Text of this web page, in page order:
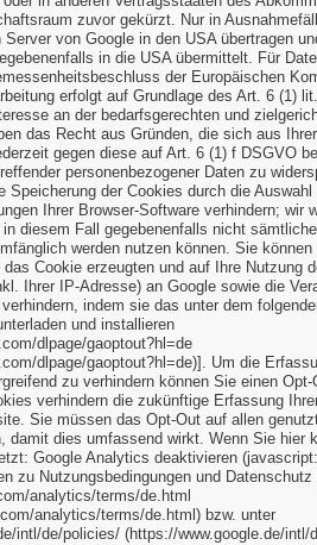
zuvor gekürzt. Nur in
Server von Google in den USA übertragen
in die USA übermittelt. Für
der Europäischen
erfolgt auf Grundlage des Art. 6 (1)
an der bedarfsgerechten und
das Recht aus Gründen, die sich aus
gegen diese auf Art. 6 (1) f DSGVO
personenbezogener Daten zu
Speicherung der Cookies durch die Auswahl
Ihrer Browser-Software verhindern; wir
diesem Fall gegebenenfalls nicht
werden nutzen können. Sie
das Cookie erzeugten und auf Ihre Nutzung
Ihrer IP-Adresse) an Google sowie die
indem sie das unter dem
und installieren
dlpage/gaoptout?hl=de
dlpage/gaoptout?hl=de)]. Um die
zu verhindern können Sie einen Opt-
verhindern die zukünftige Erfassung
Sie müssen das Opt-Out auf allen
damit dies umfassend wirkt. Wenn Sie hier
Google Analytics deaktivieren
zu Nutzungsbedingungen und
analytics/terms/de.html
analytics/terms/de.html) bzw. unter
intl/de/policies/ (https://www.google.de/intl/